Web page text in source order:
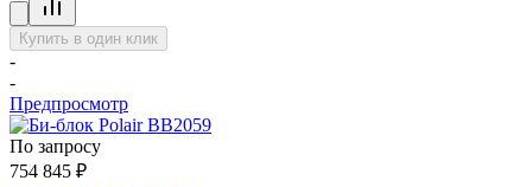
Купить в один клик
-
-
Предпросмотр
По запросу
754 845 ₽